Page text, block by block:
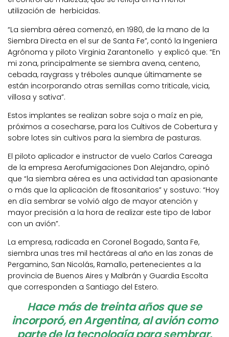
utilización de herbicidas.
“La siembra aérea comenzó, en 1980, de la mano de la
Siembra Directa en el sur de Santa Fe”, contó la Ingeniera
Agrónoma y piloto Virginia Zarantonello y explicó que: “En
mi zona, principalmente se siembra avena, centeno,
cebada, raygrass y tréboles aunque últimamente se
están incorporando otras semillas como triticale, vicia,
villosa y sativa”.
Estos implantes se realizan sobre soja o maíz en pie,
próximos a cosecharse, para los Cultivos de Cobertura y
sobre lotes sin cultivos para la siembra de pasturas.
El piloto aplicador e instructor de vuelo Carlos Careaga
de la empresa Aerofumigaciones Don Alejandro, opinó
que “la siembra aérea es una actividad tan apasionante
o más que la aplicación de fitosanitarios” y sostuvo: “Hoy
en día sembrar se volvió algo de mayor atención y
mayor precisión a la hora de realizar este tipo de labor
con un avión”.
La empresa, radicada en Coronel Bogado, Santa Fe,
siembra unas tres mil hectáreas al año en las zonas de
Pergamino, San Nicolás, Ramallo, pertenecientes a la
provincia de Buenos Aires y Malbrán y Guardia Escolta
que corresponden a Santiago del Estero.
Hace más de treinta años que se
incorporó, en Argentina, al avión como